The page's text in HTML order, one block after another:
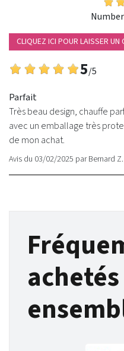
CLIQUEZ ICI POUR LAISSER UN
5/5
Parfait
Très beau design, chauffe
avec un emballage très
de mon achat.
Avis du 03/02/2025 parBernard Z.
achetés